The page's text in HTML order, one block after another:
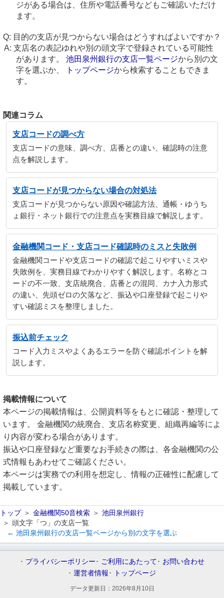
ジがある場合は、住所や電話番号などもご確認いただけ
ます。
目的の支店が見つからない場合はどうすればよいですか？
支店名の表記ゆれや別の頭文字で登録されている可能性
があります。 池田泉州銀行の支店一覧ページから別の文
字を選ぶか、
トップページから検索することもできま
す。
関連コラム
支店コードの調べ方
支店コードの意味、調べ方、店番との違い、確認時の注意
点を解説します。
支店コードが見つからない場合の対処法
支店コードが見つからない原因や確認方法、通帳・ゆうち
ょ銀行・ネット銀行での注意点を実務目線で解説します。
金融機関コード・支店コード確認時のミスと失敗例
金融機関コードや支店コードの確認で起こりやすいミスや
失敗例を、実務目線でわかりやすく解説します。名称とコ
ードの不一致、支店統廃合、店番との混同、カナ入力形式
の違い、先頭ゼロの欠落など、振込や口座登録で起こりや
すい確認ミスを整理しました。
振込前チェック
コード入力ミスやよくあるエラーを防ぐ確認ポイントを解
説します。
掲載情報について
本ページの掲載情報は、公開資料等をもとに確認・整理して
います。 金融機関の統廃合、支店名称変更、組織再編等によ
り内容が変わる場合があります。
振込や口座登録など重要なお手続きの際は、各金融機関の公
式情報もあわせてご確認ください。
本ページは実務での利用を想定し、情報の正確性に配慮して
掲載しています。
トップ 金融機関50音検索
池田泉州銀行
頭文字「つ」の支店一覧
← 池田泉州銀行の支店一覧ページから別の文字を選ぶ
プライバシーポリシー ご利用にあたって
お問い合わせ
運営者情報
トップページ
データ更新日： 2026年8月10日